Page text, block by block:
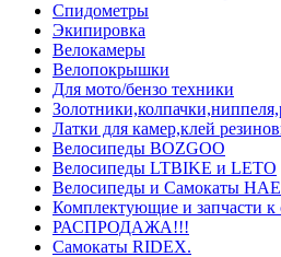
Спидометры
Экипировка
Велокамеры
Велопокрышки
Для мото/бензо техники
Латки для камер,клей
Велосипеды BOZGOO
Велосипеды LTBIKE и LETO
Велосипеды и Самокаты
Комплектующие и запчасти к
РАСПРОДАЖА!!!
Самокаты RIDEX.